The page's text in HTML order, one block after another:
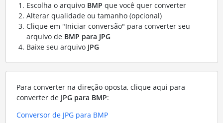
Escolha o arquivo BMP que você quer converter
Alterar qualidade ou tamanho (opcional)
Clique em "Iniciar conversão" para converter seu
arquivo de BMP para JPG
Baixe seu arquivo JPG
Para converter na direção oposta, clique aqui para
converter de JPG para BMP:
Conversor de JPG para BMP